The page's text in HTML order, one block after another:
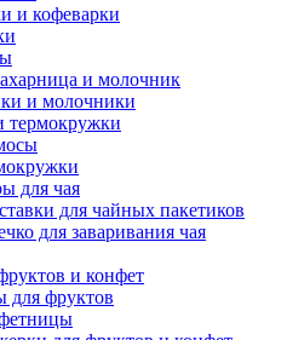
и кофеварки
и молочник
и молочники
термокружки
для чая
для чайных пакетиков
для заваривания чая
и конфет
для фруктов